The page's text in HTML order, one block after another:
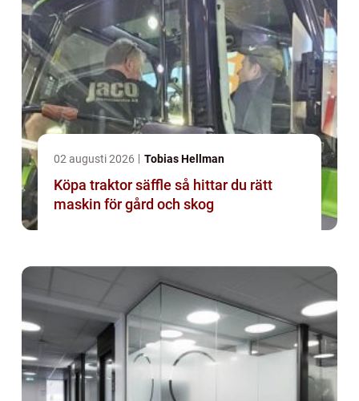
02 augusti 2026 Tobias Hellman
Köpa traktor säffle så hittar du rätt
maskin för gård och skog